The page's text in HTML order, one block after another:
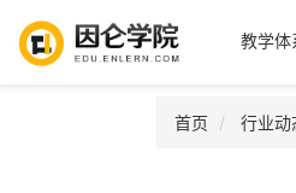
教学体
首页 行业动